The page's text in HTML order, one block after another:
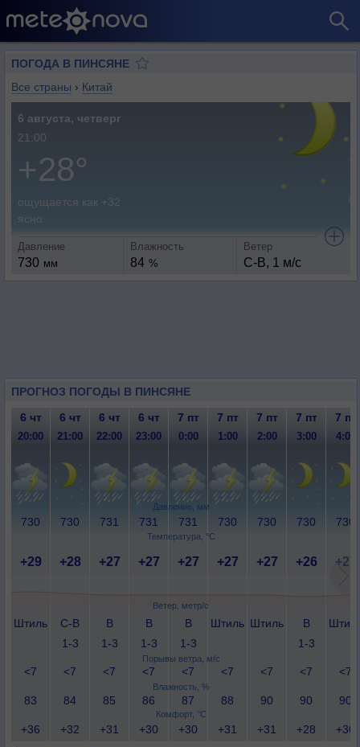
ПОГОДА В ПИНСЯНЕ
Все страны › Китай
6 августа, четверг
21:00
+28°
ощущается как +32
ясно
Давление
730 мм
Влажность
84 %
Ветер
С-В, 1 м/с
ПРОГНОЗ ПОГОДЫ В ПИНСЯНЕ
Давление, мм
Температура, °C
Ветер, метр/с
Порывы ветра, м/с
Влажность, %
Комфорт, °C
6 чт 6 чт 6 чт 6 чт 7 пт 7 пт 7 пт 7 пт 7 пт
20:00 21:00 22:00 23:00 0:00 1:00 2:00 3:00 4:00
730 730 731 731 731 730 730 730 730
+29 +28 +27 +27 +27 +27 +27 +26 +27
Штиль
С-В
1-3
В
1-3
В
1-3
В
1-3
Штиль Штиль
В
1-3
<7 <7 <7 <7 <7 <7 <7 <7 <7
83 84 85 86 87 88 90 90 90
+36 +32 +31 +30 +30 +31 +31 +28
+30